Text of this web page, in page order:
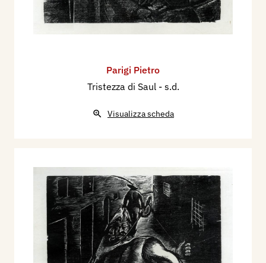
Parigi Pietro
Tristezza di Saul - s.d.
Visualizza scheda